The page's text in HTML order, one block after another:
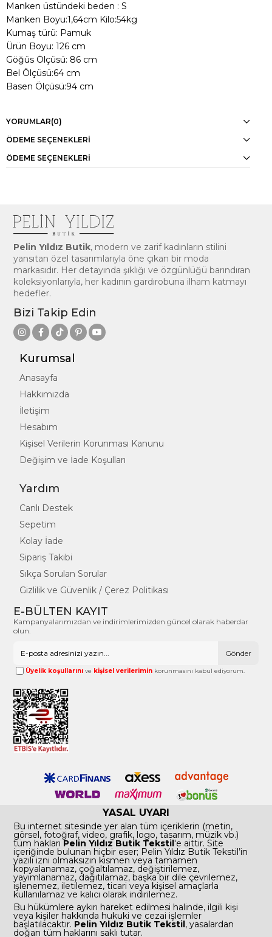
Manken üstündeki beden : S
Manken Boyu:1,64cm Kilo:54kg
Kumaş türü: Pamuk
Ürün Boyu: 126 cm
Göğüs Ölçüsü: 86 cm
Bel Ölçüsü:64 cm
Basen Ölçüsü:94 cm
YORUMLAR(0)
ÖDEME SEÇENEKLERI
ÖDEME SEÇENEKLERI
Pelin Yıldız Butik, modern ve zarif kadınların stilini
yansıtan özel tasarımlarıyla öne çıkan bir moda
markasıdır. Her detayında şıklığı ve özgünlüğü barındıran
koleksiyonlarıyla, her kadının gardırobuna ilham katmayı
hedefler.
Bizi Takip Edin
Kurumsal
Anasayfa
Hakkımızda
İletişim
Hesabım
Kişisel Verilerin Korunması Kanunu
Değişim ve İade Koşulları
Yardım
Canlı Destek
Sepetim
Kolay İade
Sipariş Takibi
Sıkça Sorulan Sorular
Gizlilik ve Güvenlik / Çerez Politikası
E-BÜLTEN KAYIT
Kampanyalarımızdan ve indirimlerimizden güncel olarak haberdar
olun.
Gönder
Üyelik koşullarını ve kişisel verilerimin korunmasını kabul ediyorum.
YASAL UYARI
Bu internet sitesinde yer alan tüm içeriklerin (metin,
görsel, fotoğraf, video, grafik, logo, tasarım, müzik vb.)
tüm haklarıPelin Yıldız Butik Tekstil'e aittir. Site
içeriğinde bulunan hiçbir eser; Pelin Yıldız Butik Tekstil’in
yazılı izni olmaksızın kısmen veya tamamen
kopyalanamaz, çoğaltılamaz, değiştirilemez,
yayımlanamaz, dağıtılamaz, başka bir dile çevrilemez,
işlenemez, iletilemez, ticari veya kişisel amaçlarla
kullanılamaz ve kalıcı olarak indirilemez.
Bu hükümlere aykırı hareket edilmesi halinde, ilgili kişi
veya kişiler hakkında hukuki ve cezai işlemler
başlatılacaktır. Pelin Yıldız Butik Tekstil, yasalardan
doğan tüm haklarını saklı tutar.